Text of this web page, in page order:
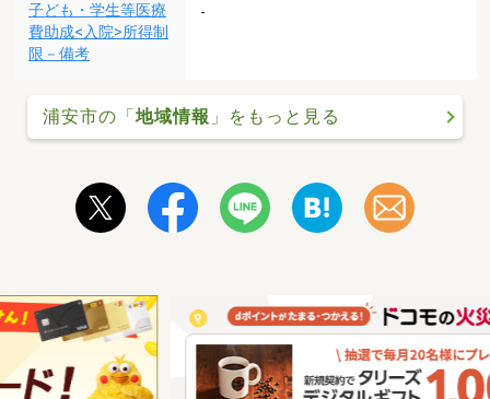
子ども・学生等医療
費助成<入院>所得制
限－備考
-
浦安市の「地域情報 」をもっと見る